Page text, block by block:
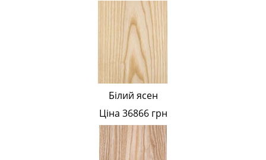
Білий ясен
Ціна 36866 грн